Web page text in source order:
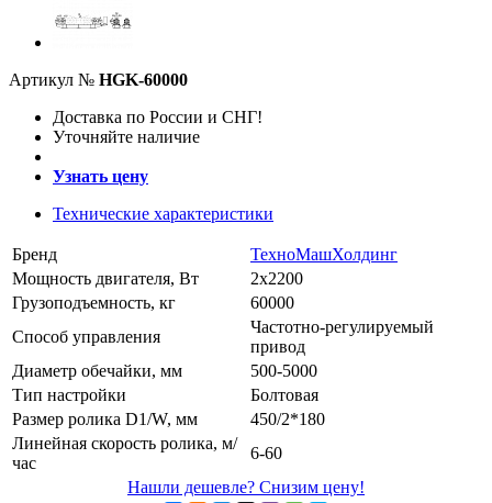
Артикул № HGK-60000
Доставка по России и СНГ!
Уточняйте наличие
Узнать цену
Технические характеристики
Бренд
ТехноМашХолдинг
Мощность двигателя, Вт
2х2200
Грузоподъемность, кг
60000
Способ управления
Частотно-регулируемый
привод
Диаметр обечайки, мм
500-5000
Тип настройки
Болтовая
Размер ролика D1/W, мм
450/2*180
Линейная скорость ролика, м/
час
6-60
Нашли дешевле? Снизим цену!